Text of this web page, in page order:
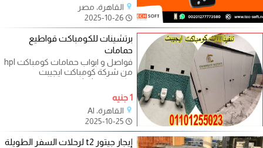
القاهرة، مصر
برتشينات للكومباكت قواطيع
حمامات
فواصل و ابواب حمامات كومباكت hpl
من شركة كومباكت ايجيبت
ابواب
1 جنيه
القاهرة، Al
إيجار جيتور t2 لرحلات السفر الطويلة